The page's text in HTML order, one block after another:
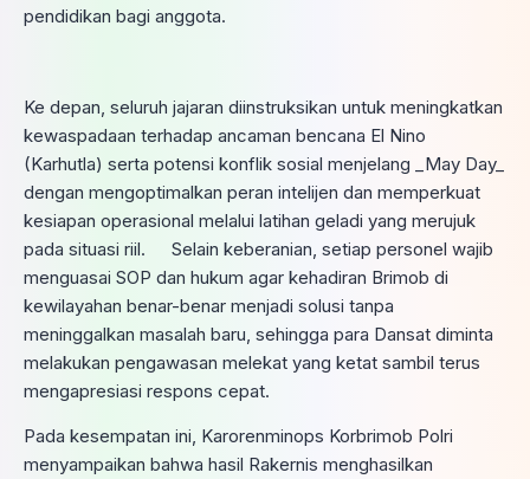
pendidikan bagi anggota.
Ke depan, seluruh jajaran diinstruksikan untuk meningkatkan
kewaspadaan terhadap ancaman bencana El Nino
(Karhutla) serta potensi konflik sosial menjelang _May Day_
dengan mengoptimalkan peran intelijen dan memperkuat
kesiapan operasional melalui latihan geladi yang merujuk
pada situasi riil. Selain keberanian, setiap personel wajib
menguasai SOP dan hukum agar kehadiran Brimob di
kewilayahan benar-benar menjadi solusi tanpa
meninggalkan masalah baru, sehingga para Dansat diminta
melakukan pengawasan melekat yang ketat sambil terus
mengapresiasi respons cepat.
Pada kesempatan ini, Karorenminops Korbrimob Polri
menyampaikan bahwa hasil Rakernis menghasilkan